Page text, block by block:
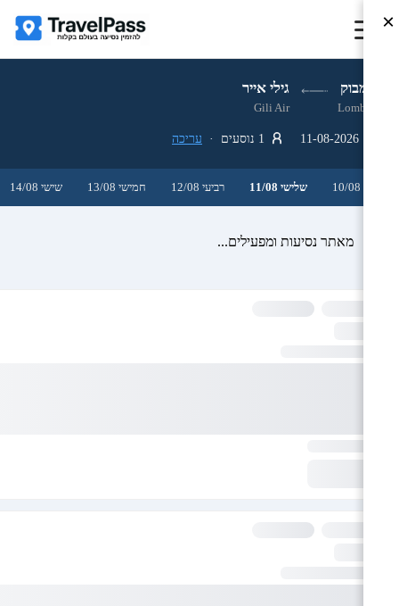
לומבוק גילי אייר
Lombok
Gili Air
עריכה
שלישי 11/08 רביעי 12/08 חמישי 13/08 שישי 14/08
מאתר נסיעות ומפעילים...
×